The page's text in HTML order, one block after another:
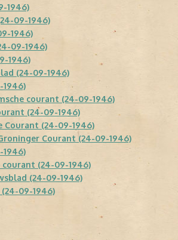
1946)
09-1946)
1946)
09-1946)
1946)
(24-09-1946)
courant (24-09-1946)
(24-09-1946)
Courant (24-09-1946)
Courant (24-09-1946)
1946)
courant (24-09-1946)
(24-09-1946)
09-1946)